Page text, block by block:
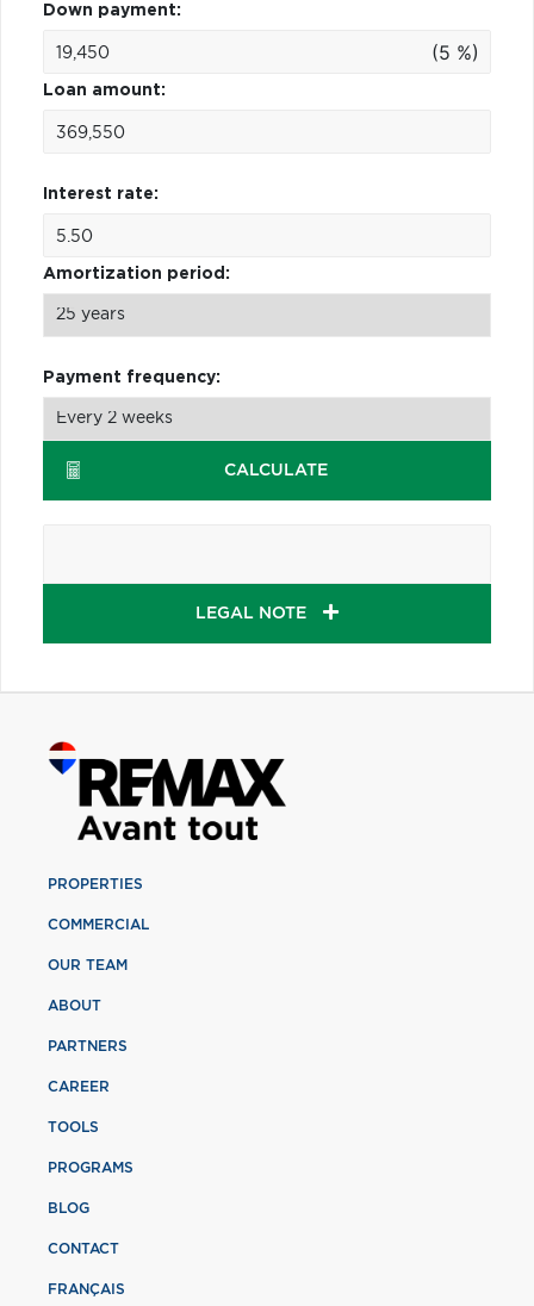
Down payment:
(5 %)
Loan amount:
Interest rate:
Amortization period:
Payment frequency:
CALCULATE
LEGAL NOTE
PROPERTIES
COMMERCIAL
OUR TEAM
ABOUT
PARTNERS
CAREER
TOOLS
PROGRAMS
BLOG
CONTACT
FRANÇAIS